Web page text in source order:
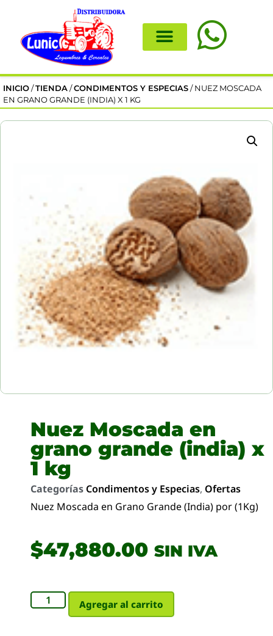
INICIO /TIENDA /CONDIMENTOS Y ESPECIAS / NUEZ MOSCADA
EN GRANO GRANDE (INDIA) X 1 KG
Nuez Moscada en
grano grande (india) x
1 kg
Categorías Condimentos y Especias, Ofertas
Nuez Moscada en Grano Grande (India) por (1Kg)
$47,880.00 SIN IVA
Agregar al carrito